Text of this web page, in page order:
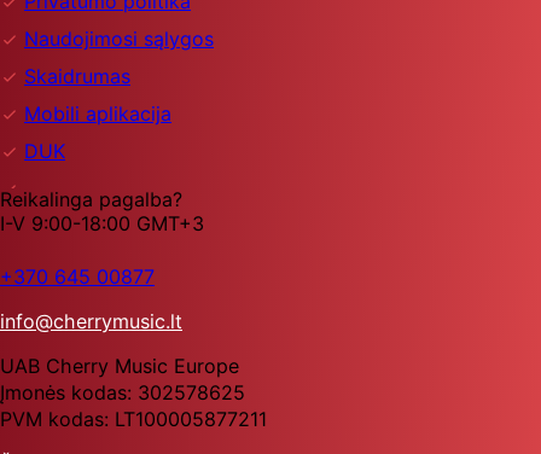
Naudojimosi sąlygos
Skaidrumas
Mobili aplikacija
DUK
Reikalinga pagalba?
I-V 9:00-18:00 GMT+3
+370 645 00877
info@cherrymusic.lt
UAB Cherry Music Europe
Įmonės kodas: 302578625
PVM kodas: LT100005877211